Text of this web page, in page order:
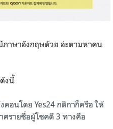
าษาอังกฤษด้วย อ่ะตามหาคน
งนี้
อนโดย Yes24 กติกาก็ครือ ให้
รายชื่อผู้โชคดี 3 ทางคือ